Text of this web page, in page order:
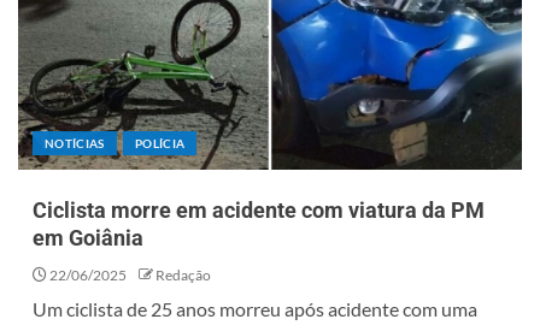
NOTÍCIAS POLÍCIA
Ciclista morre em acidente com viatura da PM
em Goiânia
22/06/2025 Redação
Um ciclista de 25 anos morreu após acidente com uma